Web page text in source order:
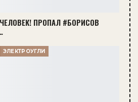
ПРОПАЛ #БОРИСОВ
ЭЛЕКТРОУГЛИ